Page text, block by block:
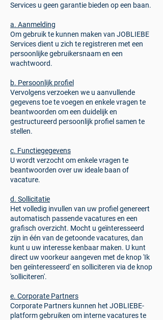
Services u geen garantie bieden op een baan.
a. Aanmelding
Om gebruik te kunnen maken van JOBLIEBE
Services dient u zich te registreren met een
persoonlijke gebruikersnaam en een
wachtwoord.
b. Persoonlijk profiel
Vervolgens verzoeken we u aanvullende
gegevens toe te voegen en enkele vragen te
beantwoorden om een duidelijk en
gestructureerd persoonlijk profiel samen te
stellen.
c. Functiegegevens
U wordt verzocht om enkele vragen te
beantwoorden over uw ideale baan of
vacature.
d. Sollicitatie
Het volledig invullen van uw profiel genereert
automatisch passende vacatures en een
grafisch overzicht. Mocht u geïnteresseerd
zijn in één van de getoonde vacatures, dan
kunt u uw interesse kenbaar maken. U kunt
direct uw voorkeur aangeven met de knop 'Ik
ben geïnteresseerd' en solliciteren via de knop
'solliciteren'.
e. Corporate Partners
Corporate Partners kunnen het JOBLIEBE-
platform gebruiken om interne vacatures te